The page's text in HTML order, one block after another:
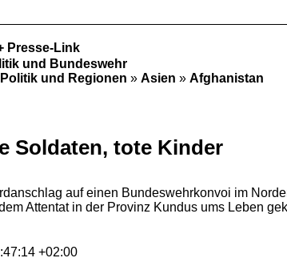
Presse-Link
und Bundeswehr
und Regionen » Asien » Afghanistan
Soldaten, tote Kinder
auf einen Bundeswehrkonvoi im
Attentat in der Provinz Kundus ums Leben
+02:00